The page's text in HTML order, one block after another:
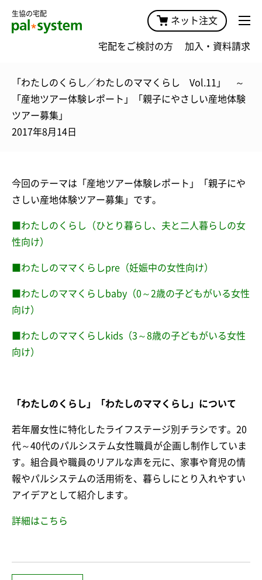
生協の宅配
ネット注文
宅配をご検討の方 加入・資料請求
「わたしのくらし／わたしのママくらし Vol.11」 ～
「産地ツアー体験レポート」「親子にやさしい産地体験
ツアー募集」
2017年8月14日
今回のテーマは「産地ツアー体験レポート」「親子にや
さしい産地体験ツアー募集」です。
■わたしのくらし（ひとり暮らし、夫と二人暮らしの女
性向け）
■わたしのママくらしpre（妊娠中の女性向け）
■わたしのママくらしbaby（0～2歳の子どもがいる女性
向け）
■わたしのママくらしkids（3～8歳の子どもがいる女性
向け）
「わたしのくらし」「わたしのママくらし」について
若年層女性に特化したライフステージ別チラシです。20
代～40代のパルシステム女性職員が企画し制作していま
す。組合員や職員のリアルな声を元に、家事や育児の情
報やパルシステムの活用術を、暮らしにとり入れやすい
アイデアとして紹介します。
詳細はこちら